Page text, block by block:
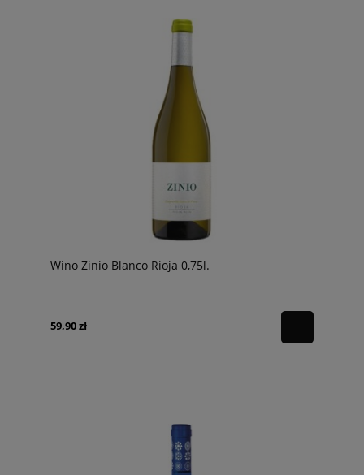
Wino Zinio Blanco Rioja 0,75l.
59,90 zł